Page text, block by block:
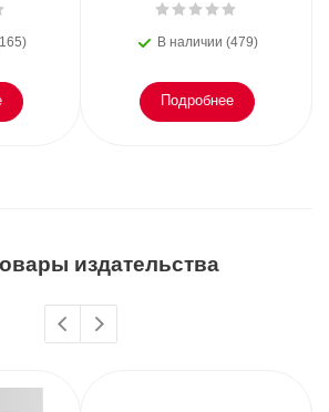
В наличии (479)
Подробнее
издательства